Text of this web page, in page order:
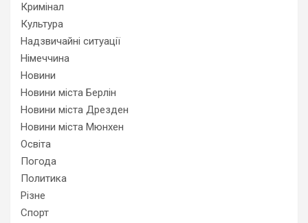
Кримінал
Культура
Надзвичайні ситуації
Німеччина
Новини
Новини міста Берлін
Новини міста Дрезден
Новини міста Мюнхен
Освіта
Погода
Политика
Різне
Спорт